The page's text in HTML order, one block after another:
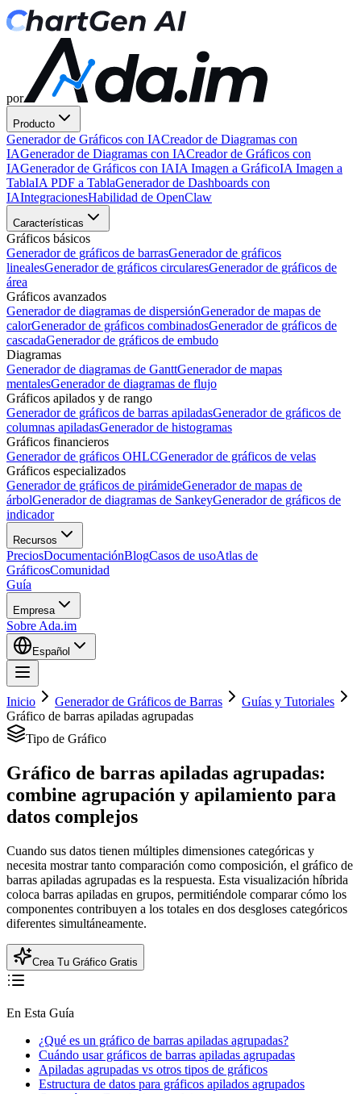
por
Producto
Generador de Gráficos con IACreador de Diagramas con
IAGenerador de Diagramas con IACreador de Gráficos con
IAGenerador de Gráficos con IAIA Imagen a GráficoIA Imagen a
TablaIA PDF a TablaGenerador de Dashboards con
IAIntegracionesHabilidad de OpenClaw
Características
Gráficos básicos
Generador de gráficos de barrasGenerador de gráficos
linealesGenerador de gráficos circularesGenerador de gráficos de
área
Gráficos avanzados
Generador de diagramas de dispersiónGenerador de mapas de
calorGenerador de gráficos combinadosGenerador de gráficos de
cascadaGenerador de gráficos de embudo
Diagramas
Generador de diagramas de GanttGenerador de mapas
mentalesGenerador de diagramas de flujo
Gráficos apilados y de rango
Generador de gráficos de barras apiladasGenerador de gráficos de
columnas apiladasGenerador de histogramas
Gráficos financieros
Generador de gráficos OHLCGenerador de gráficos de velas
Gráficos especializados
Generador de gráficos de pirámideGenerador de mapas de
árbolGenerador de diagramas de SankeyGenerador de gráficos de
indicador
Recursos
PreciosDocumentaciónBlogCasos de usoAtlas de
GráficosComunidad
Guía
Empresa
Sobre Ada.im
Español
Inicio Generador de Gráficos de Barras
Guías y Tutoriales
Gráfico de barras apiladas agrupadas
Tipo de Gráfico
Gráfico de barras apiladas agrupadas:
combine agrupación y apilamiento para
datos complejos
Cuando sus datos tienen múltiples dimensiones categóricas y
necesita mostrar tanto comparación como composición, el gráfico de
barras apiladas agrupadas es la respuesta. Esta visualización híbrida
coloca barras apiladas en grupos, permitiéndole comparar cómo los
componentes contribuyen a los totales en dos desgloses categóricos
diferentes simultáneamente.
Crea Tu Gráfico Gratis
En Esta Guía
¿Qué es un gráfico de barras apiladas agrupadas?
Cuándo usar gráficos de barras apiladas agrupadas
Apiladas agrupadas vs otros tipos de gráficos
Estructura de datos para gráficos apilados agrupados